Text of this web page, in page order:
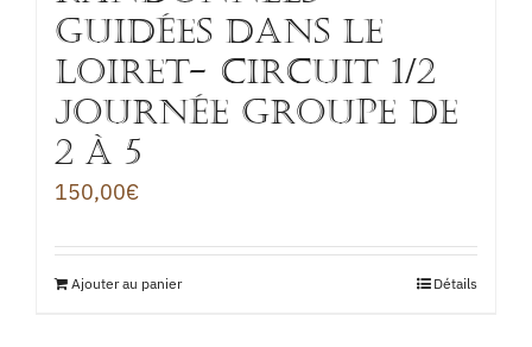
GUIDÉES DANS LE
LOIRET- Circuit 1/2
journée groupe de
2 à 5
150,00€
Ajouter au panier Détails